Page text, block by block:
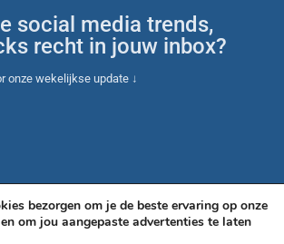
social media trends,
recht in jouw inbox?
onze wekelijkse update ↓
bezorgen om je de beste ervaring op onze
om jou aangepaste advertenties te laten